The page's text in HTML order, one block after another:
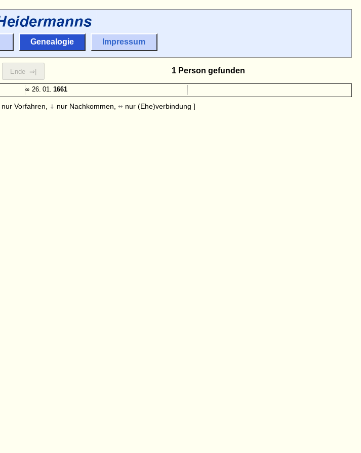
Genealogie Impressum
1 Person gefunden
∞ 26. 01. 1661
nur Vorfahren, ↓ nur Nachkommen, ↔ nur (Ehe)verbindung ]